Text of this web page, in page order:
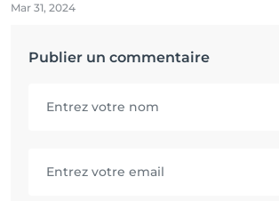
Mar 31, 2024
Publier un commentaire